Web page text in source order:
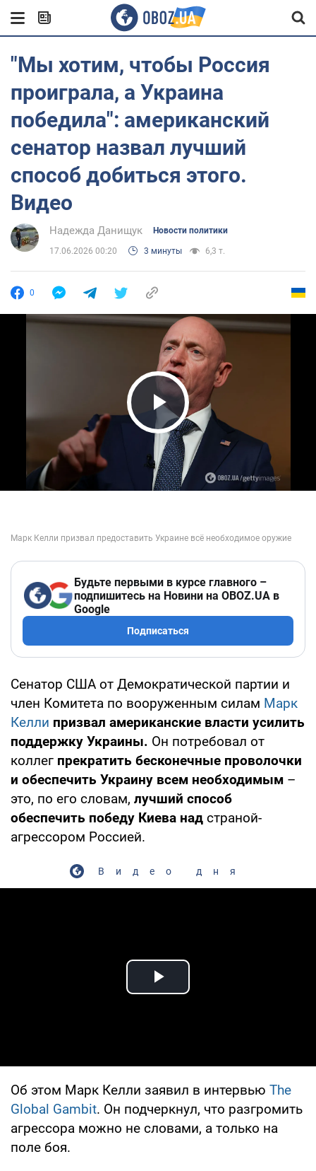
"Мы хотим, чтобы Россия
проиграла, а Украина
победила": американский
сенатор назвал лучший
способ добиться этого.
Видео
Надежда Данищук Новости политики
17.06.2026 00:20 3 минуты 6,3 т.
0
Play Video
Будьте первыми в курсе главного –
подпишитесь на Новини на OBOZ.UA в
Google
Подписаться
Сенатор США от Демократической партии и
член Комитета по вооруженным силам Марк
Келли призвал американские власти усилить
поддержку Украины. Он потребовал от
коллег прекратить бесконечные проволочки
и обеспечить Украину всем необходимым –
это, по его словам, лучший способ
обеспечить победу Киева над страной-
агрессором Россией.
Видео дня
Play Video
Об этом Марк Келли заявил в интервью The
Global Gambit. Он подчеркнул, что разгромить
агрессора можно не словами, а только на
поле боя.